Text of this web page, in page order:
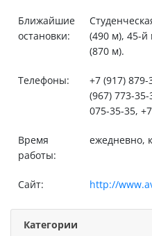
Ближайшие
остановки:
(490 м), 45-й
(870 м).
Телефоны:
+7 (917)
(967) 773-
075-35-35,
Время
работы:
ежедневно,
Сайт: http://
Категории